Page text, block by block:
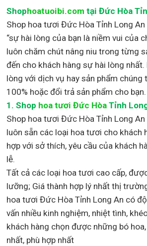
Shophoatuoibi.com tại Đức Hòa
Shop hoa tươi Đức Hòa Tỉnh Long
“sự hài lòng của bạn là niềm vui của
luôn chăm chút nâng niu trong từng
đến cho khách hàng sự hài lòng nhất.
lòng với dịch vụ hay sản phẩm chúng
100% hoặc đổi trả sản phẩm cho bạn.
1.Shop hoa tươi Đức Hòa Tỉnh
Shop hoa tươi Đức Hòa Tỉnh Long An
luôn sẵn các loại hoa tươi cho khách
hợp với sở thích, yêu cầu của khách
lễ.
Tất cả các loại hoa tươi cao cấp,
lưỡng; Giá thành hợp lý nhất thị
hoa tươi Đức Hòa Tỉnh Long An có
vấn nhiều kinh nghiệm, nhiệt tình,
khách hàng chọn được những bó
nhất, phù hợp nhất